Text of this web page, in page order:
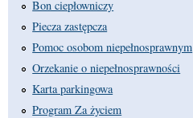
Bon ciepłowniczy
Piecza zastępcza
Pomoc osobom niepełnosprawnym
Orzekanie o niepełnosprawności
Karta parkingowa
Program Za życiem